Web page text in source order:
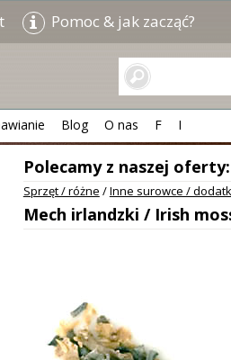
Pomoc & jak zacząć?
Blog O nas F I
Polecamy z naszej oferty:
Sprzęt / różne /Inne surowce /
Mech irlandzki / Irish